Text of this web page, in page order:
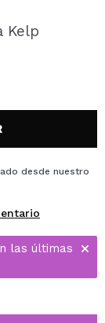
realizar
de tus
Kelp
desde nuestro
las últimas